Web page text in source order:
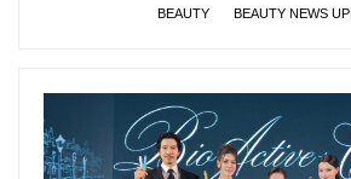
BEAUTY BEAUTY NEWS